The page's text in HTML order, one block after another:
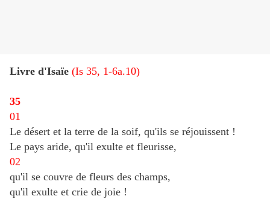
Livre d'Isaïe (Is 35, 1-6a.10)
35
01
Le désert et la terre de la soif, qu'ils se réjouissent !
Le pays aride, qu'il exulte et fleurisse,
02
qu'il se couvre de fleurs des champs,
qu'il exulte et crie de joie !